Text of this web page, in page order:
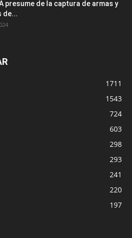
presume de la captura de armas y
de...
1711
1543
724
603
298
293
241
220
197